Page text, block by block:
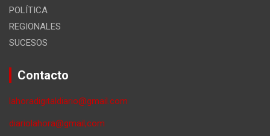
POLÍTICA
REGIONALES
SUCESOS
Contacto
lahoradigitaldiario@gmail.com
diariolahora@gmail,com